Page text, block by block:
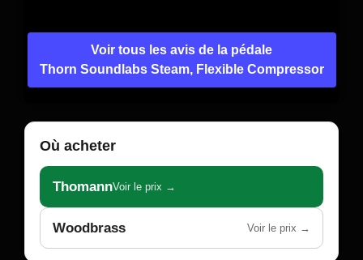
Voir tous les avis de la pédale
Thorn Soundlabs Steam, Flexible Compressor
Où acheter
ThomannVoir le prix →
Woodbrass Voir le prix →